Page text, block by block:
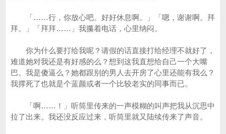
「……行，你放心吧。好好休息啊。」「嗯，谢谢啊。拜
拜。」「拜拜……」我攥着电话，心里纳闷。
你为什么要打给我呢？请假的话直接打给经理不就好了，
难道她对我还是有好感的么？想到这我直想给自己一个大嘴
巴。我是傻逼么？她都跟别的男人去开房了心里还能有我么？
我撑死了也就是个蓝颜或者一个比较老实的同事而已。
「啊……！」听筒里传来的一声模糊的叫声把我从沉思中
拉了出来。我还没反应过来，听筒里就又陆续传来了声音。